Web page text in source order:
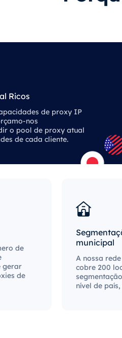
Ricos
de proxy IP
nos
o pool de proxy atual
de cada cliente.
de
gerar
de
municipal
A nossa
cobre 200
nível de